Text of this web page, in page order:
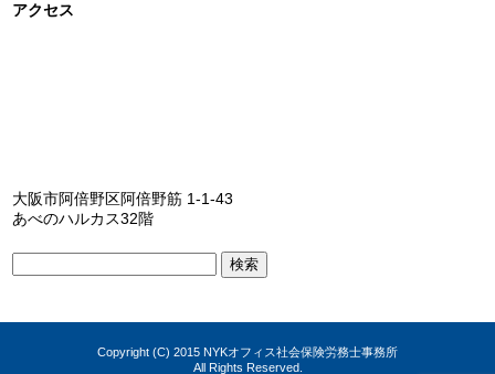
アクセス
大阪市阿倍野区阿倍野筋 1-1-43
あべのハルカス32階
検
索:
Copyright (C) 2015 NYKオフィス社会保険労務士事務所
All Rights Reserved.